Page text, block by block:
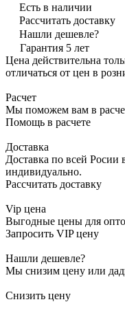
Есть в наличии
Рассчитать доставку
Нашли дешевле?
Гарантия 5 лет
Цена действительна
отличаться от цен в
Расчет
Мы поможем вам в
Помощь в расчете
Доставка
Доставка по всей Росии
индивидуально.
Рассчитать доставку
Vip цена
Выгодные цены для
Запросить VIP цену
Нашли дешевле?
Мы снизим цену или
Снизить цену